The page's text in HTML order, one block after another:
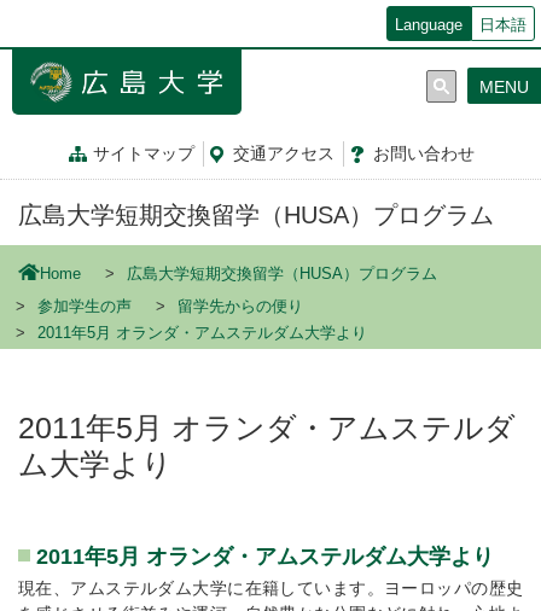
ン
Language 日本語
サイトマップ 交通アクセス お問い合わせ
MENU
広島大学短期交換留学（HUSA）プログラム
Home
広島大学短期交換留学（HUSA）プログラム
参加学生の声
留学先からの便り
2011年5月 オランダ・アムステルダム大学より
2011年5月 オランダ・アムステルダ
ム大学より
2011年5月 オランダ・アムステルダム大学より
現在、アムステルダム大学に在籍しています。ヨーロッパの歴史